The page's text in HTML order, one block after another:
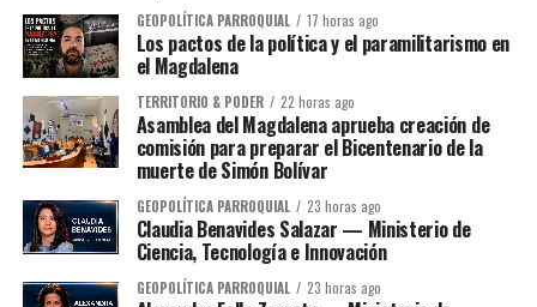
GEOPOLÍTICA PARROQUIAL 17 horas ago
Los pactos de la política y el paramilitarismo en
el Magdalena
TERRITORIO & PODER 22 horas ago
Asamblea del Magdalena aprueba creación de
comisión para preparar el Bicentenario de la
muerte de Simón Bolívar
GEOPOLÍTICA PARROQUIAL 23 horas ago
Claudia Benavides Salazar — Ministerio de
Ciencia, Tecnología e Innovación
GEOPOLÍTICA PARROQUIAL 23 horas ago